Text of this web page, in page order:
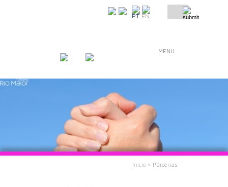
PT EN
MENU
Início > Parcerias